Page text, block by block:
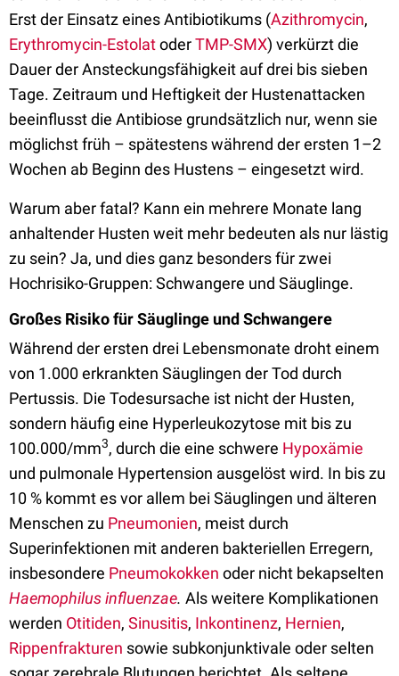
Erst der Einsatz eines Antibiotikums (Azithromycin,
Erythromycin-EstolatoderTMP-SMX) verkürzt die
Dauer der Ansteckungsfähigkeit auf drei bis sieben
Tage. Zeitraum und Heftigkeit der Hustenattacken
beeinflusst die Antibiose grundsätzlich nur, wenn sie
möglichst früh – spätestens während der ersten 1–2
Wochen ab Beginn des Hustens – eingesetzt wird.
Warum aber fatal? Kann ein mehrere Monate lang
anhaltender Husten weit mehr bedeuten als nur lästig
zu sein? Ja, und dies ganz besonders für zwei
Hochrisiko-Gruppen: Schwangere und Säuglinge.
Großes Risiko für Säuglinge und Schwangere
Während der ersten drei Lebensmonate droht einem
von 1.000 erkrankten Säuglingen der Tod durch
Pertussis. Die Todesursache ist nicht der Husten,
sondern häufig eine Hyperleukozytose mit bis zu
100.000/mm3, durch die eine schwere Hypoxämie
und pulmonale Hypertension ausgelöst wird. In bis zu
10 % kommt es vor allem bei Säuglingen und älteren
Menschen zu Pneumonien, meist durch
Superinfektionen mit anderen bakteriellen Erregern,
insbesondere Pneumokokken oder nicht bekapselten
Haemophilus influenzae. Als weitere Komplikationen
werden Otitiden, Sinusitis, Inkontinenz, Hernien,
Rippenfrakturen sowie subkonjunktivale oder selten